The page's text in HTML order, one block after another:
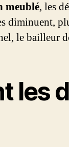
meublé, les
diminuent,
le bailleur
les